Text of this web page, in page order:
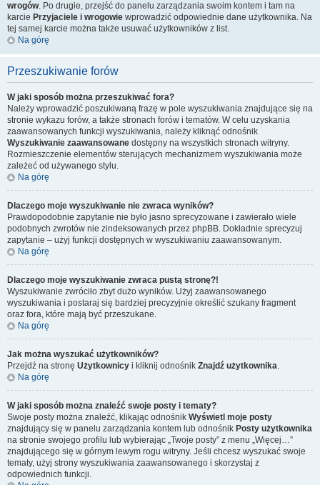
wrogów. Po drugie, przejść do panelu zarządzania swoim kontem i tam na
karcie Przyjaciele i wrogowie wprowadzić odpowiednie dane użytkownika. Na
tej samej karcie można także usuwać użytkowników z list.
Na górę
Przeszukiwanie forów
W jaki sposób można przeszukiwać fora?
Należy wprowadzić poszukiwaną frazę w pole wyszukiwania znajdujące się na
stronie wykazu forów, a także stronach forów i tematów. W celu uzyskania
zaawansowanych funkcji wyszukiwania, należy kliknąć odnośnik
Wyszukiwanie zaawansowane dostępny na wszystkich stronach witryny.
Rozmieszczenie elementów sterujących mechanizmem wyszukiwania może
zależeć od używanego stylu.
Na górę
Dlaczego moje wyszukiwanie nie zwraca wyników?
Prawdopodobnie zapytanie nie było jasno sprecyzowane i zawierało wiele
podobnych zwrotów nie zindeksowanych przez phpBB. Dokładnie sprecyzuj
zapytanie – użyj funkcji dostępnych w wyszukiwaniu zaawansowanym.
Na górę
Dlaczego moje wyszukiwanie zwraca pustą stronę?!
Wyszukiwanie zwróciło zbyt dużo wyników. Użyj zaawansowanego
wyszukiwania i postaraj się bardziej precyzyjnie określić szukany fragment
oraz fora, które mają być przeszukane.
Na górę
Jak można wyszukać użytkowników?
Przejdź na stronę Użytkownicy i kliknij odnośnik Znajdź użytkownika.
Na górę
W jaki sposób można znaleźć swoje posty i tematy?
Swoje posty można znaleźć, klikając odnośnik Wyświetl moje posty
znajdujący się w panelu zarządzania kontem lub odnośnik Posty użytkownika
na stronie swojego profilu lub wybierając „Twoje posty” z menu „Więcej…”
znajdującego się w górnym lewym rogu witryny. Jeśli chcesz wyszukać swoje
tematy, użyj strony wyszukiwania zaawansowanego i skorzystaj z
odpowiednich funkcji.